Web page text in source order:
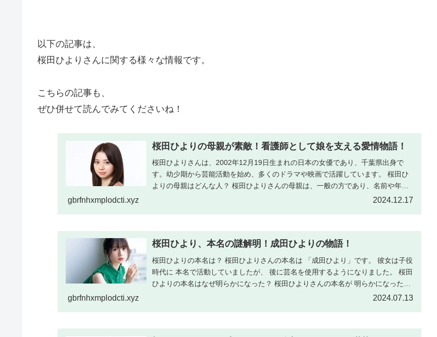
以下の記事は、
桜田ひよりさんに関する様々な情報です。
こちらの記事も、
ぜひ併せて読んでみてくださいね！
桜田ひよりの母親が素敵！看護師として娘を支える愛情物語！
桜田ひよりさんは、2002年12月19日生まれの日本の女優であり、千葉県出身で
す。幼少期から芸能活動を始め、多くのドラマや映画で活躍しています。 桜田ひ
よりの母親はどんな人？ 桜田ひよりさんの母親は、一般の方であり、名前や年齢
gbrfnhxmplodcti.xyz 2024.12.17
桜田ひより、本名の謎解明！成田ひよりの物語！
桜田ひよりの本名は？ 桜田ひよりさんの本名は 「成田ひより」です。 彼女は子役
時代に 本名で活動していましたが、 後に芸名を使用するようになりました。 桜田
ひよりの本名はなぜ明らかになった？ 桜田ひよりさんの本名が 明らかになったの
gbrfnhxmplodcti.xyz 2024.07.13